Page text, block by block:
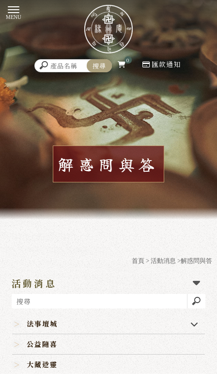
0 匯款通知
解惑問與答
首頁 > 活動消息 >解惑問與答
活動消息
法事壇城
公益隨喜
大藏逤靈